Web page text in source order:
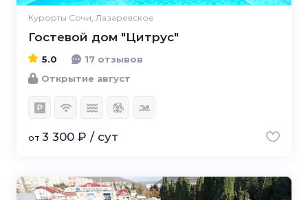
Курорты Сочи, Лазаревское
Гостевой дом "Цитрус"
5.0
17 отзывов
Открытие август
от 3 300 ₽ / сут